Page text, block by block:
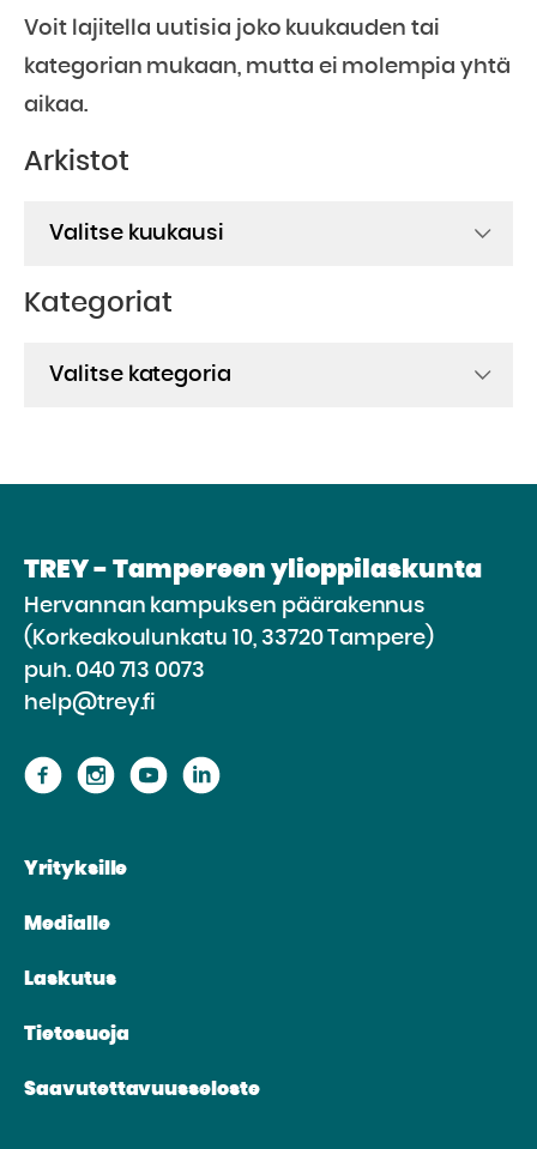
Voit lajitella uutisia joko kuukauden tai
kategorian mukaan, mutta ei molempia yhtä
aikaa.
Arkistot
Kategoriat
TREY - Tampereen ylioppilaskunta
Hervannan kampuksen päärakennus
(Korkeakoulunkatu 10, 33720 Tampere)
puh. 040 713 0073
help@trey.fi
SiirrySiirrySiirrySiirry
Yrityksille
Medialle
Laskutus
Tietosuoja
Saavutettavuusseloste